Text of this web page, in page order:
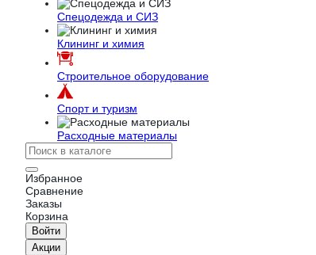
Спецодежда и СИЗ
Клининг и химия
Строительное оборудование
Спорт и туризм
Расходные материалы
Избранное
Сравнение
Заказы
Корзина
Войти
Акции